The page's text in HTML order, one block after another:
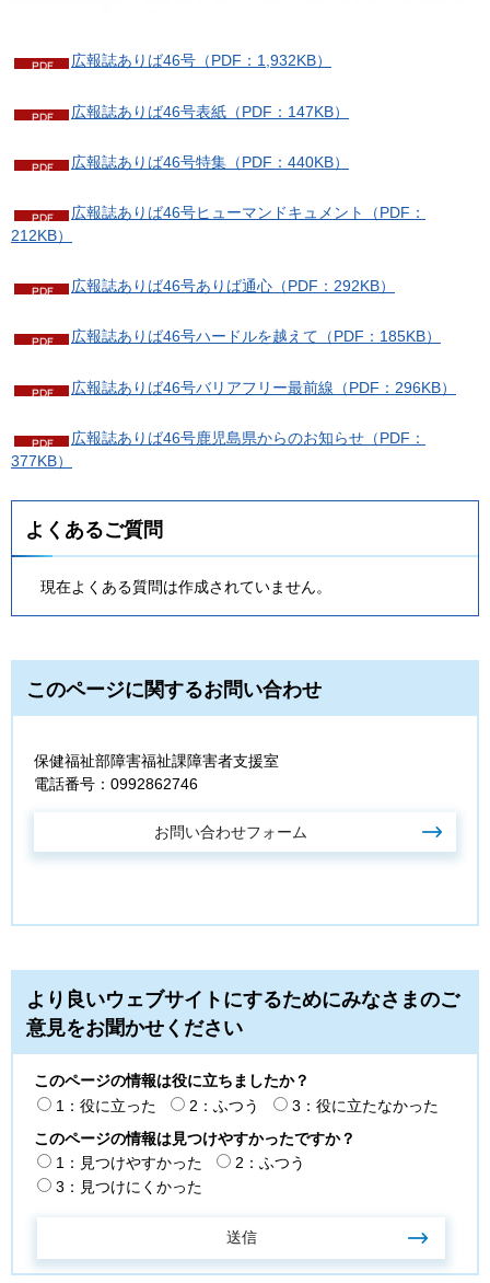
広報誌ありば46号（PDF：1,932KB）
広報誌ありば46号表紙（PDF：147KB）
広報誌ありば46号特集（PDF：440KB）
広報誌ありば46号ヒューマンドキュメント（PDF：
212KB）
広報誌ありば46号ありば通心（PDF：292KB）
広報誌ありば46号ハードルを越えて（PDF：185KB）
広報誌ありば46号バリアフリー最前線（PDF：296KB）
広報誌ありば46号鹿児島県からのお知らせ（PDF：
377KB）
よくあるご質問
現在よくある質問は作成されていません。
このページに関するお問い合わせ
保健福祉部障害福祉課障害者支援室
電話番号：0992862746
より良いウェブサイトにするためにみなさまのご
意見をお聞かせください
このページの情報は役に立ちましたか？
1：役に立った
2：ふつう
3：役に立たなかった
このページの情報は見つけやすかったですか？
1：見つけやすかった
2：ふつう
3：見つけにくかった